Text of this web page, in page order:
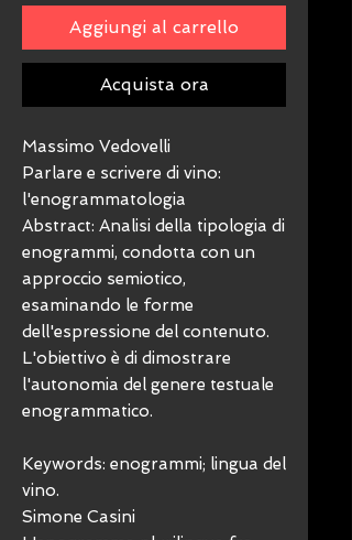
Aggiungi al carrello
Acquista ora
Massimo Vedovelli
Parlare e scrivere di vino:
l'enogrammatologia
Abstract: Analisi della tipologia di
enogrammi, condotta con un
approccio semiotico,
esaminando le forme
dell'espressione del contenuto.
L'obiettivo è di dimostrare
l'autonomia del genere testuale
enogrammatico.
Keywords: enogrammi; lingua del
vino.
Simone Casini